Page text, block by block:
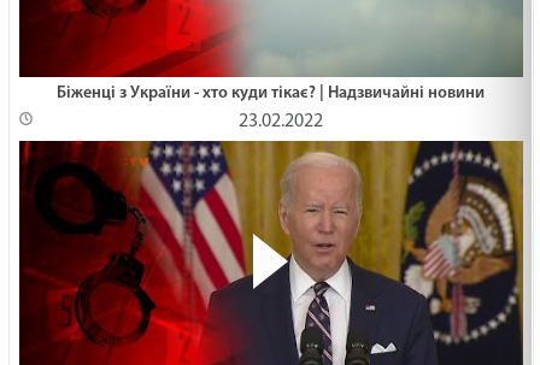
Біженці з України - хто куди тікає? | Надзвичайні новини
23.02.2022